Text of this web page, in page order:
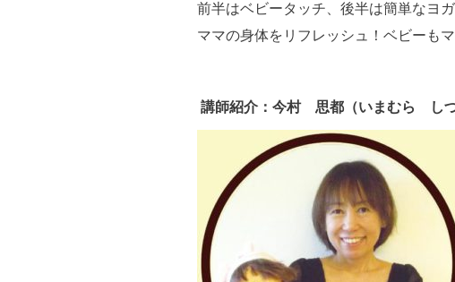
前半はベビータッチ、後半は簡単なヨ
ママの身体をリフレッシュ！ベビーも
講師紹介：今村 思都（いまむら し